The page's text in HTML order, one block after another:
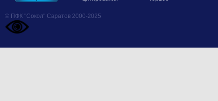
© ПФК "Сокол" Саратов 2000-2025